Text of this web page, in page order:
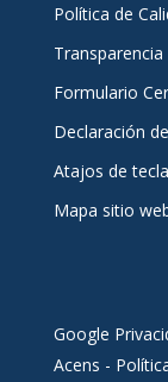
Política de
Transparencia
Formulario
Declaración
Atajos de
Mapa sitio
Google
Acens -